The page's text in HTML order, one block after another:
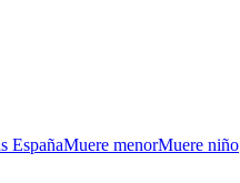
EspañaMuere menorMuere niño